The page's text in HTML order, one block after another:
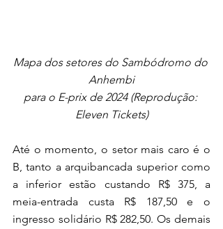
Mapa dos setores do Sambódromo do
Anhembi
para o E-prix de 2024 (Reprodução:
Eleven Tickets)
Até o momento, o setor mais caro é o
B, tanto a arquibancada superior como
a inferior estão custando R$ 375, a
meia-entrada custa R$ 187,50 e o
ingresso solidário R$ 282,50. Os demais